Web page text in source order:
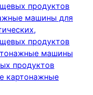
продуктов
машины для
продуктов
машины
продуктов
картонажные